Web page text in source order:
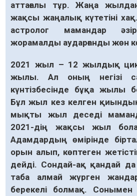
аттағалы тұр. Жаңа
жақсы жаңалық күтетіні
астролог мамандар
жорамалды аударғанды жөн
2021 жыл – 12 жылдық
жылы. Ал оның негізі
күнтізбесінде бұқа жылы
Бұл жыл кез келген
мықты жыл деседі
2021-дің жақсы жыл
Адамдардың өмірінде
орын алып, көптеген
дейді. Сондай-ақ қандай да
таба алмай жүрген
берекелі болмақ.